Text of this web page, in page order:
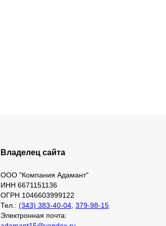
Владелец сайта
ООО "Компания Адамант"
ИНН 6671151136
ОГРН 1046603999122
Тел.: (343) 383-40-04 379-98-15
Электронная почта: